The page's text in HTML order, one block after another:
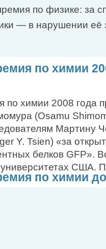
по физике: за
— в нарушении её
по химии
по химии 2008 года
(Osamu
Мартину
Y. Tsien) «за
белков GFP».
США.
по химии